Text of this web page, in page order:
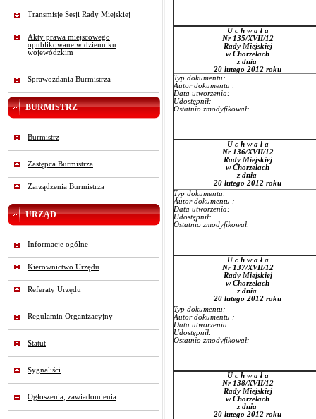
Transmisje Sesji Rady Miejskiej
Akty prawa miejscowego
opublikowane w dzienniku
wojewódzkim
Sprawozdania Burmistrza
BURMISTRZ
Burmistrz
Zastępca Burmistrza
Zarządzenia Burmistrza
URZĄD
Informacje ogólne
Kierownictwo Urzędu
Referaty Urzędu
Regulamin Organizacyjny
Statut
Sygnaliści
Ogłoszenia, zawiadomienia
U c h w a ł a
Nr 135/XVII/12
Rady Miejskiej
w Chorzelach
z dnia
20 lutego 2012 roku
Typ dokumentu:
Autor dokumentu :
Data utworzenia:
Udostępnił:
Ostatnio zmodyfikował:
U c h w a ł a
Nr 136/XVII/12
Rady Miejskiej
w Chorzelach
z dnia
20 lutego 2012 roku
Typ dokumentu:
Autor dokumentu :
Data utworzenia:
Udostępnił:
Ostatnio zmodyfikował:
U c h w a ł a
Nr 137/XVII/12
Rady Miejskiej
w Chorzelach
z dnia
20 lutego 2012 roku
Typ dokumentu:
Autor dokumentu :
Data utworzenia:
Udostępnił:
Ostatnio zmodyfikował:
U c h w a ł a
Nr 138/XVII/12
Rady Miejskiej
w Chorzelach
z dnia
20 lutego 2012 roku